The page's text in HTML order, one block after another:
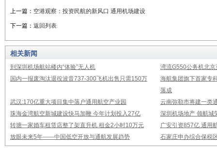
上一篇： 空港观察：投资民航的新风口 通用机场建设
下一篇： 返回列表
相关新闻
到深圳机场航站楼内“体验”无人机
湾流G550公务机北
国内一报废淘汰退役波音737-300飞机出售只需150万
海航集团旗下首家专
落成
武汉:170亿重大项目集中落户通用航空产业园
云南弥勒市将建一类
珠海金湾航空新城建设快马加鞭 今年计划投入27亿
深圳机场地产 领航城
转塘一家婚车租赁店整了架直升机 租金2小时10万元
广安引资857亿 通用
放眼未来5年——中国低空开放与通航发展趋势
石家庄申办综合保税